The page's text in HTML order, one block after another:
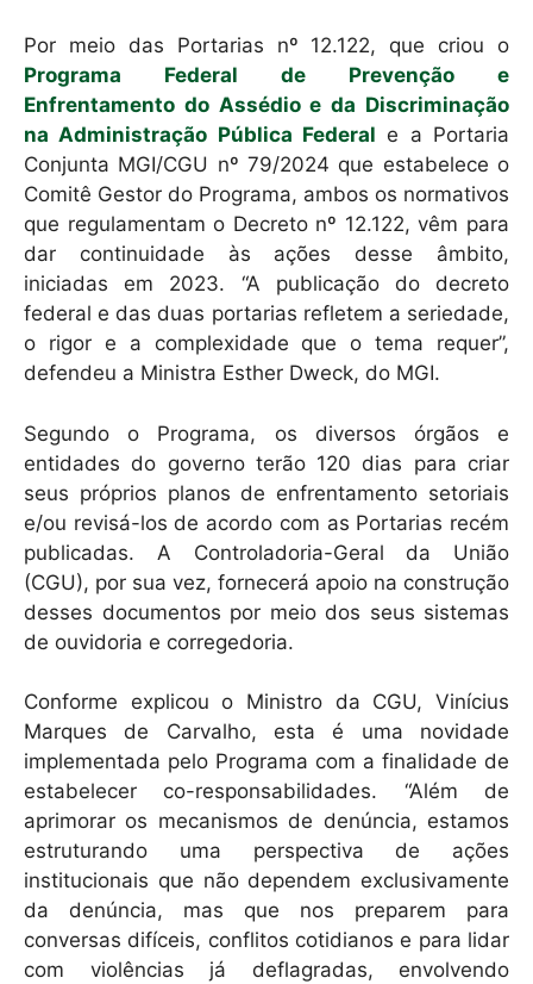
p o
k
Por meio das Portarias nº 12.122, que criou o
Programa Federal de Prevenção e
Enfrentamento do Assédio e da Discriminação
na Administração Pública Federal e a Portaria
Conjunta MGI/CGU nº 79/2024 que estabelece o
Comitê Gestor do Programa, ambos os normativos
que regulamentam o Decreto nº 12.122, vêm para
dar continuidade às ações desse âmbito,
iniciadas em 2023. “A publicação do decreto
federal e das duas portarias refletem a seriedade,
o rigor e a complexidade que o tema requer”,
defendeu a Ministra Esther Dweck, do MGI.
Segundo o Programa, os diversos órgãos e
entidades do governo terão 120 dias para criar
seus próprios planos de enfrentamento setoriais
e/ou revisá-los de acordo com as Portarias recém
publicadas. A Controladoria-Geral da União
(CGU), por sua vez, fornecerá apoio na construção
desses documentos por meio dos seus sistemas
de ouvidoria e corregedoria.
Conforme explicou o Ministro da CGU, Vinícius
Marques de Carvalho, esta é uma novidade
implementada pelo Programa com a finalidade de
estabelecer co-responsabilidades. “Além de
aprimorar os mecanismos de denúncia, estamos
estruturando uma perspectiva de ações
institucionais que não dependem exclusivamente
da denúncia, mas que nos preparem para
conversas difíceis, conflitos cotidianos e para lidar
com violências já deflagradas, envolvendo